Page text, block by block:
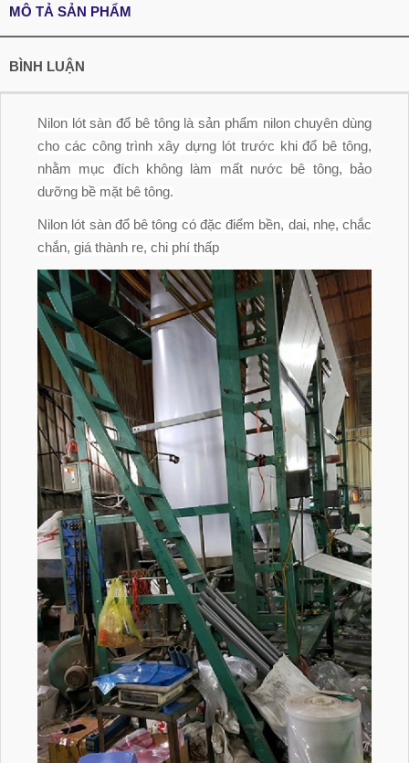
MÔ TẢ SẢN PHẨM
BÌNH LUẬN
Nilon lót sàn đổ bê tông là sản phẩm nilon chuyên dùng
cho các công trình xây dựng lót trước khi đổ bê tông,
nhằm mục đích không làm mất nước bê tông, bảo
dưỡng bề mặt bê tông.
Nilon lót sàn đổ bê tông có đặc điểm bền, dai, nhẹ, chắc
chắn, giá thành re, chi phí thấp